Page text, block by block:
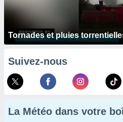
Tornades et pluies
Suivez-nous
La Météo dans votre